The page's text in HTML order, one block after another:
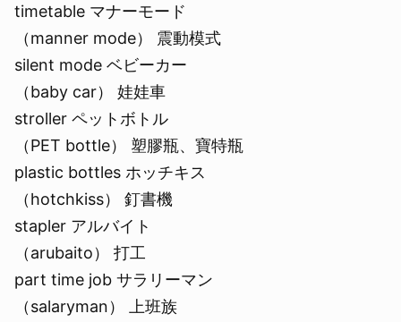
timetable マナーモード
（manner mode） 震動模式
silent mode ベビーカー
（baby car） 娃娃車
stroller ペットボトル
（PET bottle） 塑膠瓶、寶特瓶
plastic bottles ホッチキス
（hotchkiss） 釘書機
stapler アルバイト
（arubaito） 打工
part time job サラリーマン
（salaryman） 上班族